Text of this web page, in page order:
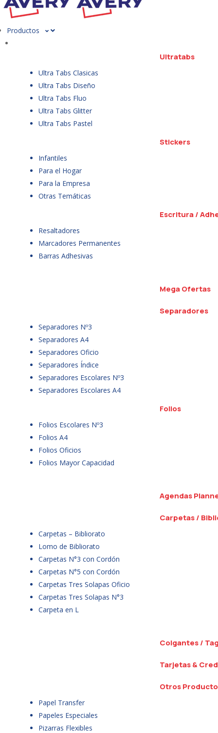
Productos
Ultratabs
Ultra Tabs Clasicas
Ultra Tabs Diseño
Ultra Tabs Fluo
Ultra Tabs Glitter
Ultra Tabs Pastel
Stickers
Infantiles
Para el Hogar
Para la Empresa
Otras Temáticas
Escritura /
Resaltadores
Marcadores Permanentes
Barras Adhesivas
Mega Ofertas
Separadores
Separadores Nº3
Separadores A4
Separadores Oficio
Separadores Índice
Separadores Escolares Nº3
Separadores Escolares A4
Folios
Folios Escolares Nº3
Folios A4
Folios Oficios
Folios Mayor Capacidad
Agendas
Carpetas /
Carpetas – Bibliorato
Lomo de Bibliorato
Carpetas N°3 con Cordón
Carpetas N°5 con Cordón
Carpetas Tres Solapas Oficio
Carpetas Tres Solapas N°3
Carpeta en L
Colgantes /
Tarjetas &
Otros
Papel Transfer
Papeles Especiales
Pizarras Flexibles